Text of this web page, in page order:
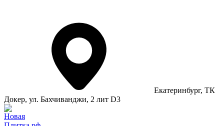
Екатеринбург, ТК
Докер, ул. Бахчиванджи, 2 лит D3